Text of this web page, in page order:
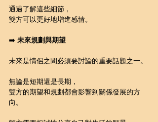
通過了解這些細節，
雙方可以更好地增進感情。
➡️ 未來規劃與期望
未來是情侶之間必須要討論的重要話題之一。
無論是短期還是長期，
雙方的期望和規劃都會影響到關係發展的方
向。